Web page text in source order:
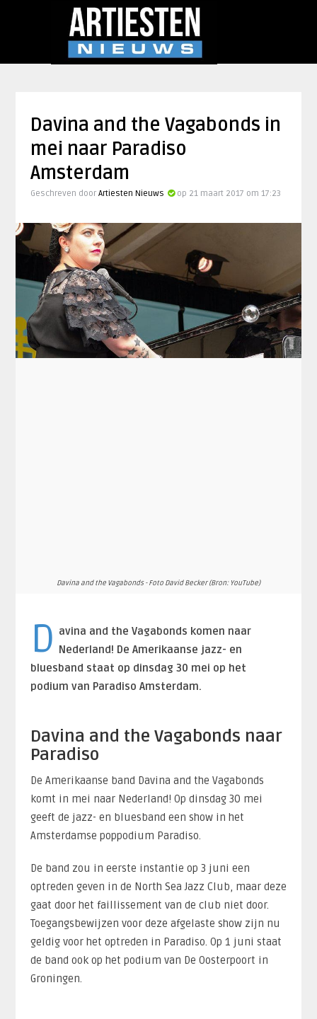
Davina and the Vagabonds in
mei naar Paradiso
Amsterdam
Geschreven door Artiesten Nieuws op 21 maart 2017 om 17:23
Davina and the Vagabonds - Foto David Becker (Bron: YouTube)
D avina and the Vagabonds komen naar
Nederland! De Amerikaanse jazz- en
bluesband staat op dinsdag 30 mei op het
podium van Paradiso Amsterdam.
Davina and the Vagabonds naar
Paradiso
De Amerikaanse band Davina and the Vagabonds
komt in mei naar Nederland! Op dinsdag 30 mei
geeft de jazz- en bluesband een show in het
Amsterdamse poppodium Paradiso.
De band zou in eerste instantie op 3 juni een
optreden geven in de North Sea Jazz Club, maar deze
gaat door het faillissement van de club niet door.
Toegangsbewijzen voor deze afgelaste show zijn nu
geldig voor het optreden in Paradiso. Op 1 juni staat
de band ook op het podium van De Oosterpoort in
Groningen.